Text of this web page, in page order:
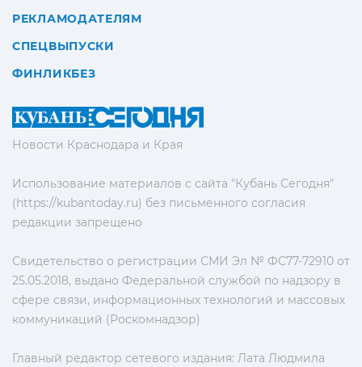
Новости Краснодара и Края
Использование материалов с сайта "Кубань Сегодня"
(https://kubantoday.ru) без письменного согласия
редакции запрещено
Свидетельство о регистрации СМИ Эл № ФС77-72910 от
25.05.2018, выдано Федеральной службой по надзору в
сфере связи, информационных технологий и массовых
коммуникаций (Роскомнадзор)
Главный редактор сетевого издания: Лата Людмила
РЕКЛАМОДАТЕЛЯМ
СПЕЦВЫПУСКИ
ФИНЛИКБЕЗ